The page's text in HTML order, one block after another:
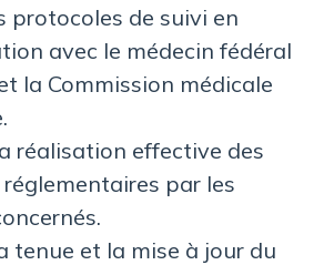
protocoles de suivi en
avec le médecin fédéral
la Commission médicale
réalisation effective des
par les
tenue et la mise à jour du